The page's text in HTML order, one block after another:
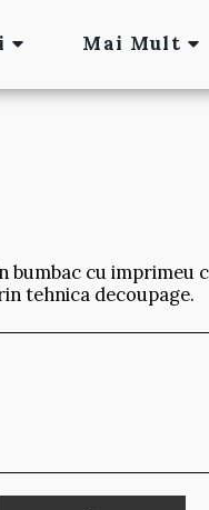
Mai Mult
bumbac cu imprimeu
tehnica decoupage.